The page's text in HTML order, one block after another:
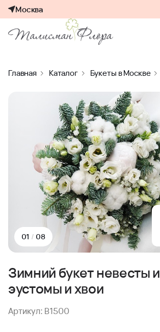
Москва
Главная Каталог Букеты в Москве
01 / 08
Зимний букет невесты
эустомы и хвои
Артикул: B1500